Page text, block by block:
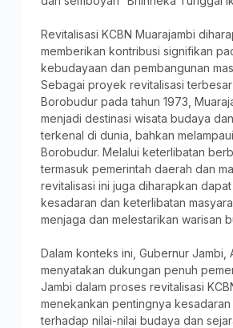
Revitalisasi KCBN Muarajambi
memberikan kontribusi signifikan
kebudayaan dan pembangunan
Sebagai proyek revitalisasi
Borobudur pada tahun 1973,
menjadi destinasi wisata budaya
terkenal di dunia, bahkan
Borobudur. Melalui keterlibatan
termasuk pemerintah daerah dan
revitalisasi ini juga diharapkan
kesadaran dan keterlibatan
menjaga dan melestarikan warisan
Dalam konteks ini, Gubernur Jambi,
menyatakan dukungan penuh
Jambi dalam proses revitalisasi
menekankan pentingnya kesadaran
terhadap nilai-nilai budaya dan